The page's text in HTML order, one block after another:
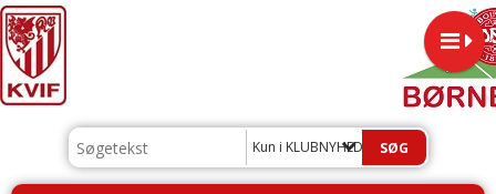
Kun i KLUBNYHEDER